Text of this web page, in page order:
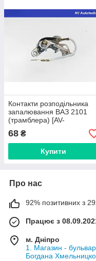
Контакти розподільника
запалювання ВАЗ 2101
(трамблера) [AV-
Autotechnik], UK12001
68 ₴
Купити
Про нас
92% позитивних з
Працює з
м. Дніпро
1. Магазин -
Богдана